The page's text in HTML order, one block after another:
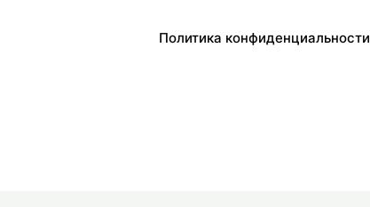
Политика конфиденциальности